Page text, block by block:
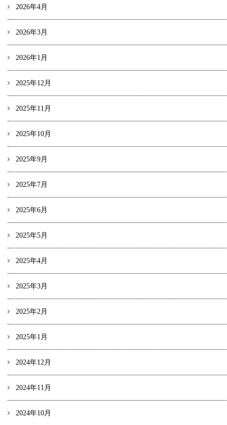
2026年4月
2026年3月
2026年1月
2025年12月
2025年11月
2025年10月
2025年9月
2025年7月
2025年6月
2025年5月
2025年4月
2025年3月
2025年2月
2025年1月
2024年12月
2024年11月
2024年10月